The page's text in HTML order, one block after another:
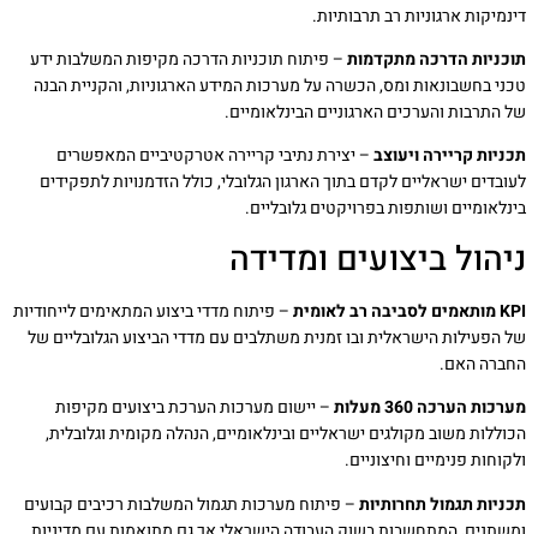
דינמיקות ארגוניות רב תרבותיות.
תוכניות הדרכה מתקדמות– פיתוח תוכניות הדרכה מקיפות המשלבות ידע
טכני בחשבונאות ומס, הכשרה על מערכות המידע הארגוניות, והקניית הבנה
של התרבות והערכים הארגוניים הבינלאומיים.
תכניות קריירה ויעוצב– יצירת נתיבי קריירה אטרקטיביים המאפשרים
לעובדים ישראליים לקדם בתוך הארגון הגלובלי, כולל הזדמנויות לתפקידים
בינלאומיים ושותפות בפרויקטים גלובליים.
ניהול ביצועים ומדידה
KPI מותאמים לסביבה רב לאומית
– פיתוח מדדי ביצוע המתאימים לייחודיות
של הפעילות הישראלית ובו זמנית משתלבים עם מדדי הביצוע הגלובליים של
החברה האם.
מערכות הערכה 360 מעלות
– יישום מערכות הערכת ביצועים מקיפות
הכוללות משוב מקולגים ישראליים ובינלאומיים, הנהלה מקומית וגלובלית,
ולקוחות פנימיים וחיצוניים.
תכניות תגמול תחרותיות– פיתוח מערכות תגמול המשלבות רכיבים קבועים